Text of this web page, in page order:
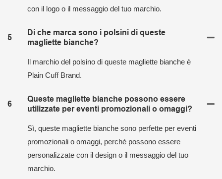
con il logo o il messaggio del tuo marchio.
5
Di che marca sono i polsini di queste
magliette bianche?
Il marchio del polsino di queste magliette bianche è
Plain Cuff Brand.
6
Queste magliette bianche possono essere
utilizzate per eventi promozionali o omaggi?
Sì, queste magliette bianche sono perfette per eventi
promozionali o omaggi, perché possono essere
personalizzate con il design o il messaggio del tuo
marchio.